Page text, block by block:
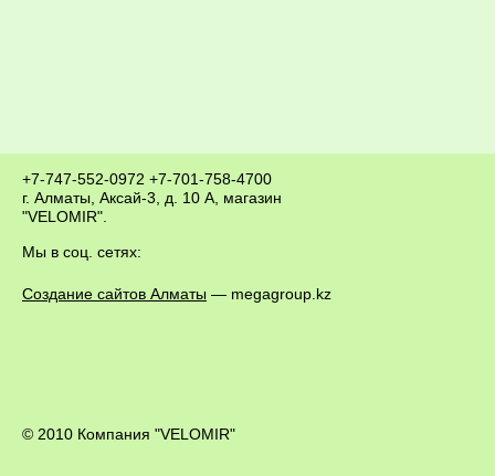
+7-747-552-0972 +7-701-758-4700
г. Алматы, Аксай-3, д. 10 А, магазин
"VELOMIR".
Мы в соц. сетях:
Создание сайтов Алматы — megagroup.kz
© 2010 Компания "VELOMIR"